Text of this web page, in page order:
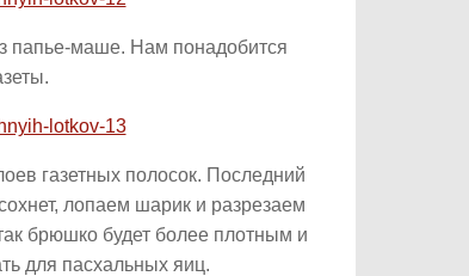
папье-маше. Нам понадобится
газетных полосок. Последний
лопаем шарик и разрезаем
брюшко будет более плотным и
для пасхальных яиц.